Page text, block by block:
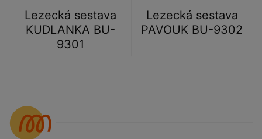
Lezecká sestava
KUDLANKA BU-
9301
Lezecká sestava
PAVOUK BU-9302